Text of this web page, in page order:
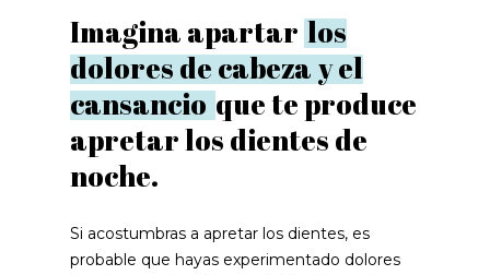
Imagina apartar los
dolores de cabeza y el
cansancio que te produce
apretar los dientes de
noche.
Si acostumbras a apretar los dientes, es
probable que hayas experimentado dolores